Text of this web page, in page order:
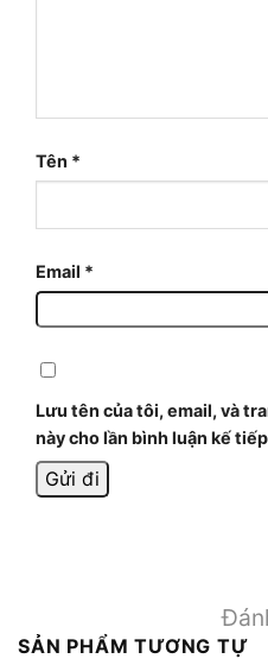
Tên *
Email *
Lưu tên của tôi, email, và
này cho lần bình luận kế
SẢN PHẨM TƯƠNG TỰ